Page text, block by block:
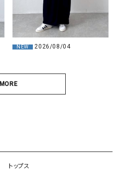
NEW 2026/08/04
MORE
トップス